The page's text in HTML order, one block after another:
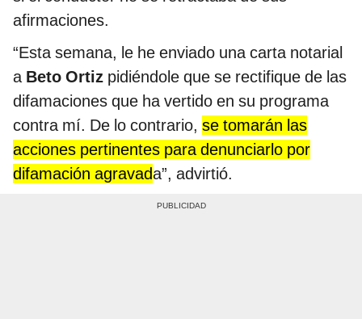
afirmaciones.
“Esta semana, le he enviado una carta notarial
a Beto Ortiz pidiéndole que se rectifique de las
difamaciones que ha vertido en su programa
contra mí. De lo contrario, se tomarán las
acciones pertinentes para denunciarlo por
difamación agravada”, advirtió.